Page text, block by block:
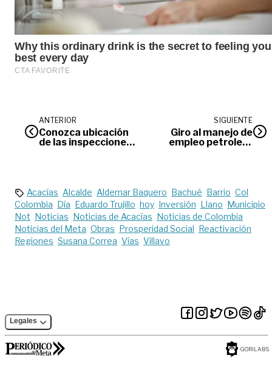
ANTERIOR
Conozca ubicación
de las inspecciones
SIGUIENTE
Giro al manejo de
empleo petrolero
Acacías Alcalde Aldemar Baquero Bachué Barrio Col
Colombia Día Eduardo Trujillo hoy Inversión Llano Municipio
Not Noticias Noticias de Acacías Noticias de Colombia
Noticias del Meta Obras Prosperidad Social Reactivación
Regiones Susana Correa Vías Villavo
Legales
GORILABS